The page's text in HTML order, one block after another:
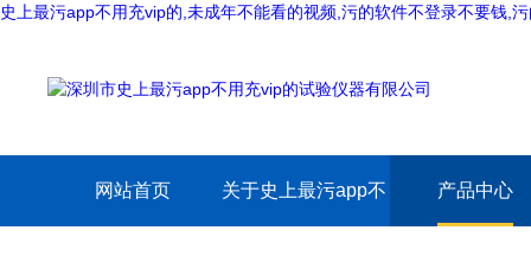
史上最污app不用充vip的,未成年不能看的视频,污的软件不登录不要钱,
网站首页 关于史上最污app不 产品中心